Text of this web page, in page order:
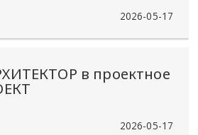
2026-05-17
в проектное
2026-05-17